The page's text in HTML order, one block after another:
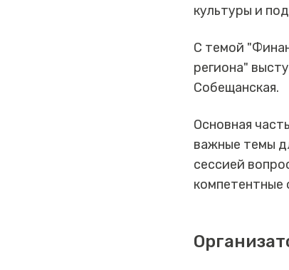
культуры и
С темой
региона"
Собещанская.
Основная
важные темы
сессией
компетентные